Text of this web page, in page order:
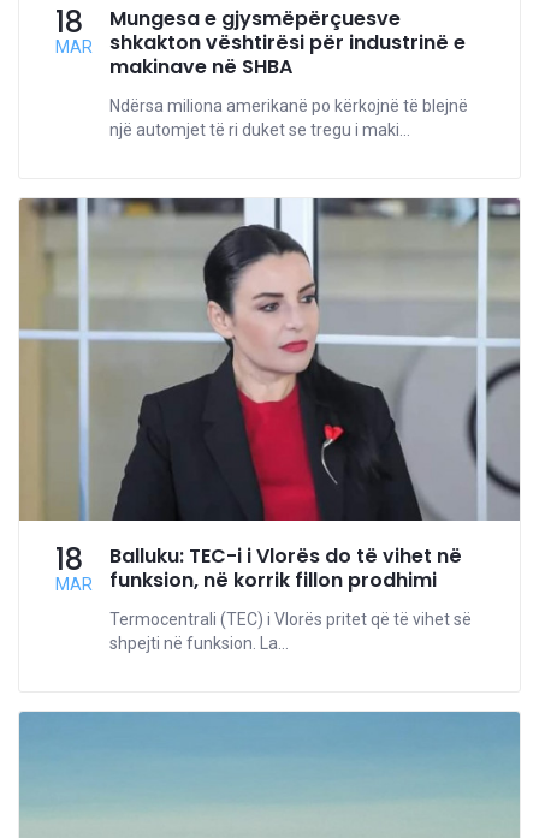
18
MAR
Mungesa e gjysmëpërçuesve
shkakton vështirësi për industrinë e
makinave në SHBA
Ndërsa miliona amerikanë po kërkojnë të blejnë
një automjet të ri duket se tregu i maki...
18
MAR
Balluku: TEC-i i Vlorës do të vihet në
funksion, në korrik fillon prodhimi
Termocentrali (TEC) i Vlorës pritet që të vihet së
shpejti në funksion. La...